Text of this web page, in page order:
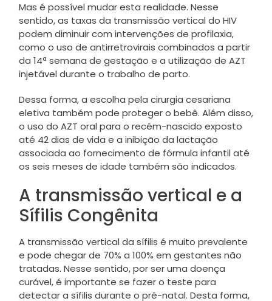
Mas é possível mudar esta realidade. Nesse
sentido, as taxas da transmissão vertical do HIV
podem diminuir com intervenções de profilaxia,
como o uso de antirretrovirais combinados a partir
da 14ª semana de gestação e a utilização de AZT
injetável durante o trabalho de parto.
Dessa forma, a escolha pela cirurgia cesariana
eletiva também pode proteger o bebê. Além disso,
o uso do AZT oral para o recém-nascido exposto
até 42 dias de vida e a inibição da lactação
associada ao fornecimento de fórmula infantil até
os seis meses de idade também são indicados.
A transmissão vertical e a
Sífilis Congênita
A transmissão vertical da sífilis é muito prevalente
e pode chegar de 70% a 100% em gestantes não
tratadas. Nesse sentido, por ser uma doença
curável, é importante se fazer o teste para
detectar a sífilis durante o pré-natal. Desta forma,